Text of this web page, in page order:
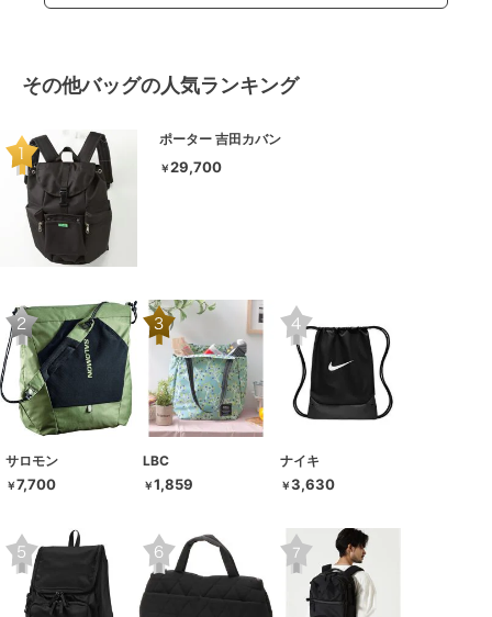
その他バッグの人気ランキング
ポーター 吉田カバン
￥29,700
サロモン
￥7,700
LBC
￥1,859
ナイキ
￥3,630